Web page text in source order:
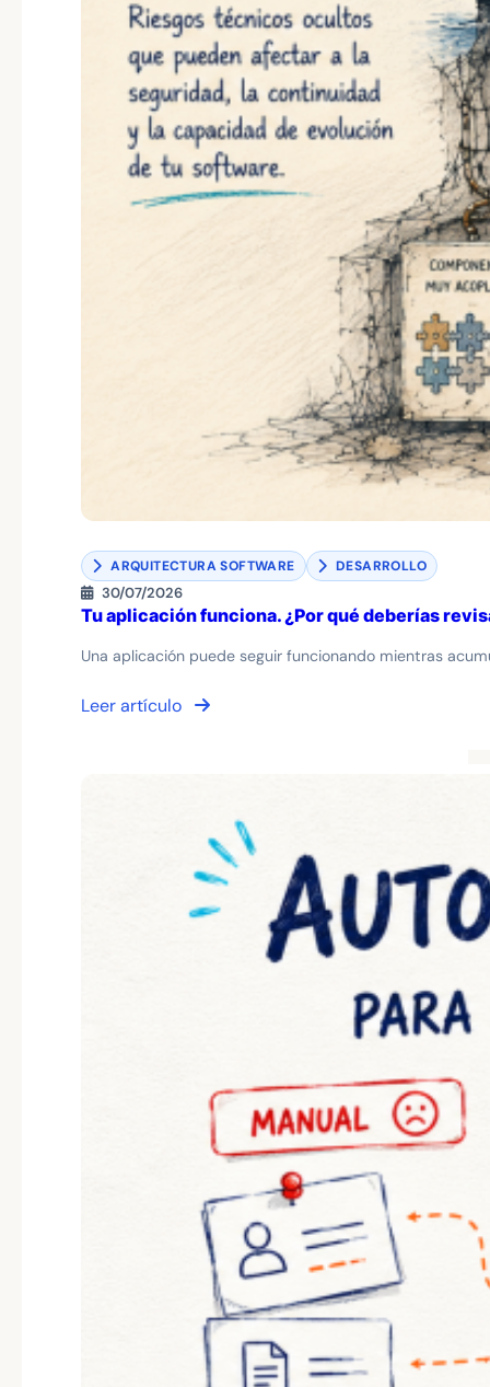
ARQUITECTURA SOFTWARE DESARROLLO
30/07/2026
Tu aplicación funciona. ¿Por qué deberías
Una aplicación puede seguir funcionando mientras
Leer artículo